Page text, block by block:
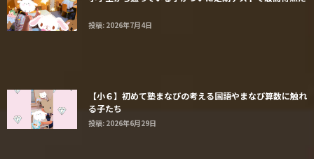
投稿: 2026年7月4日
【小６】初めて塾まなびの考える国語やまなび算数に触れ
る子たち
投稿: 2026年6月29日